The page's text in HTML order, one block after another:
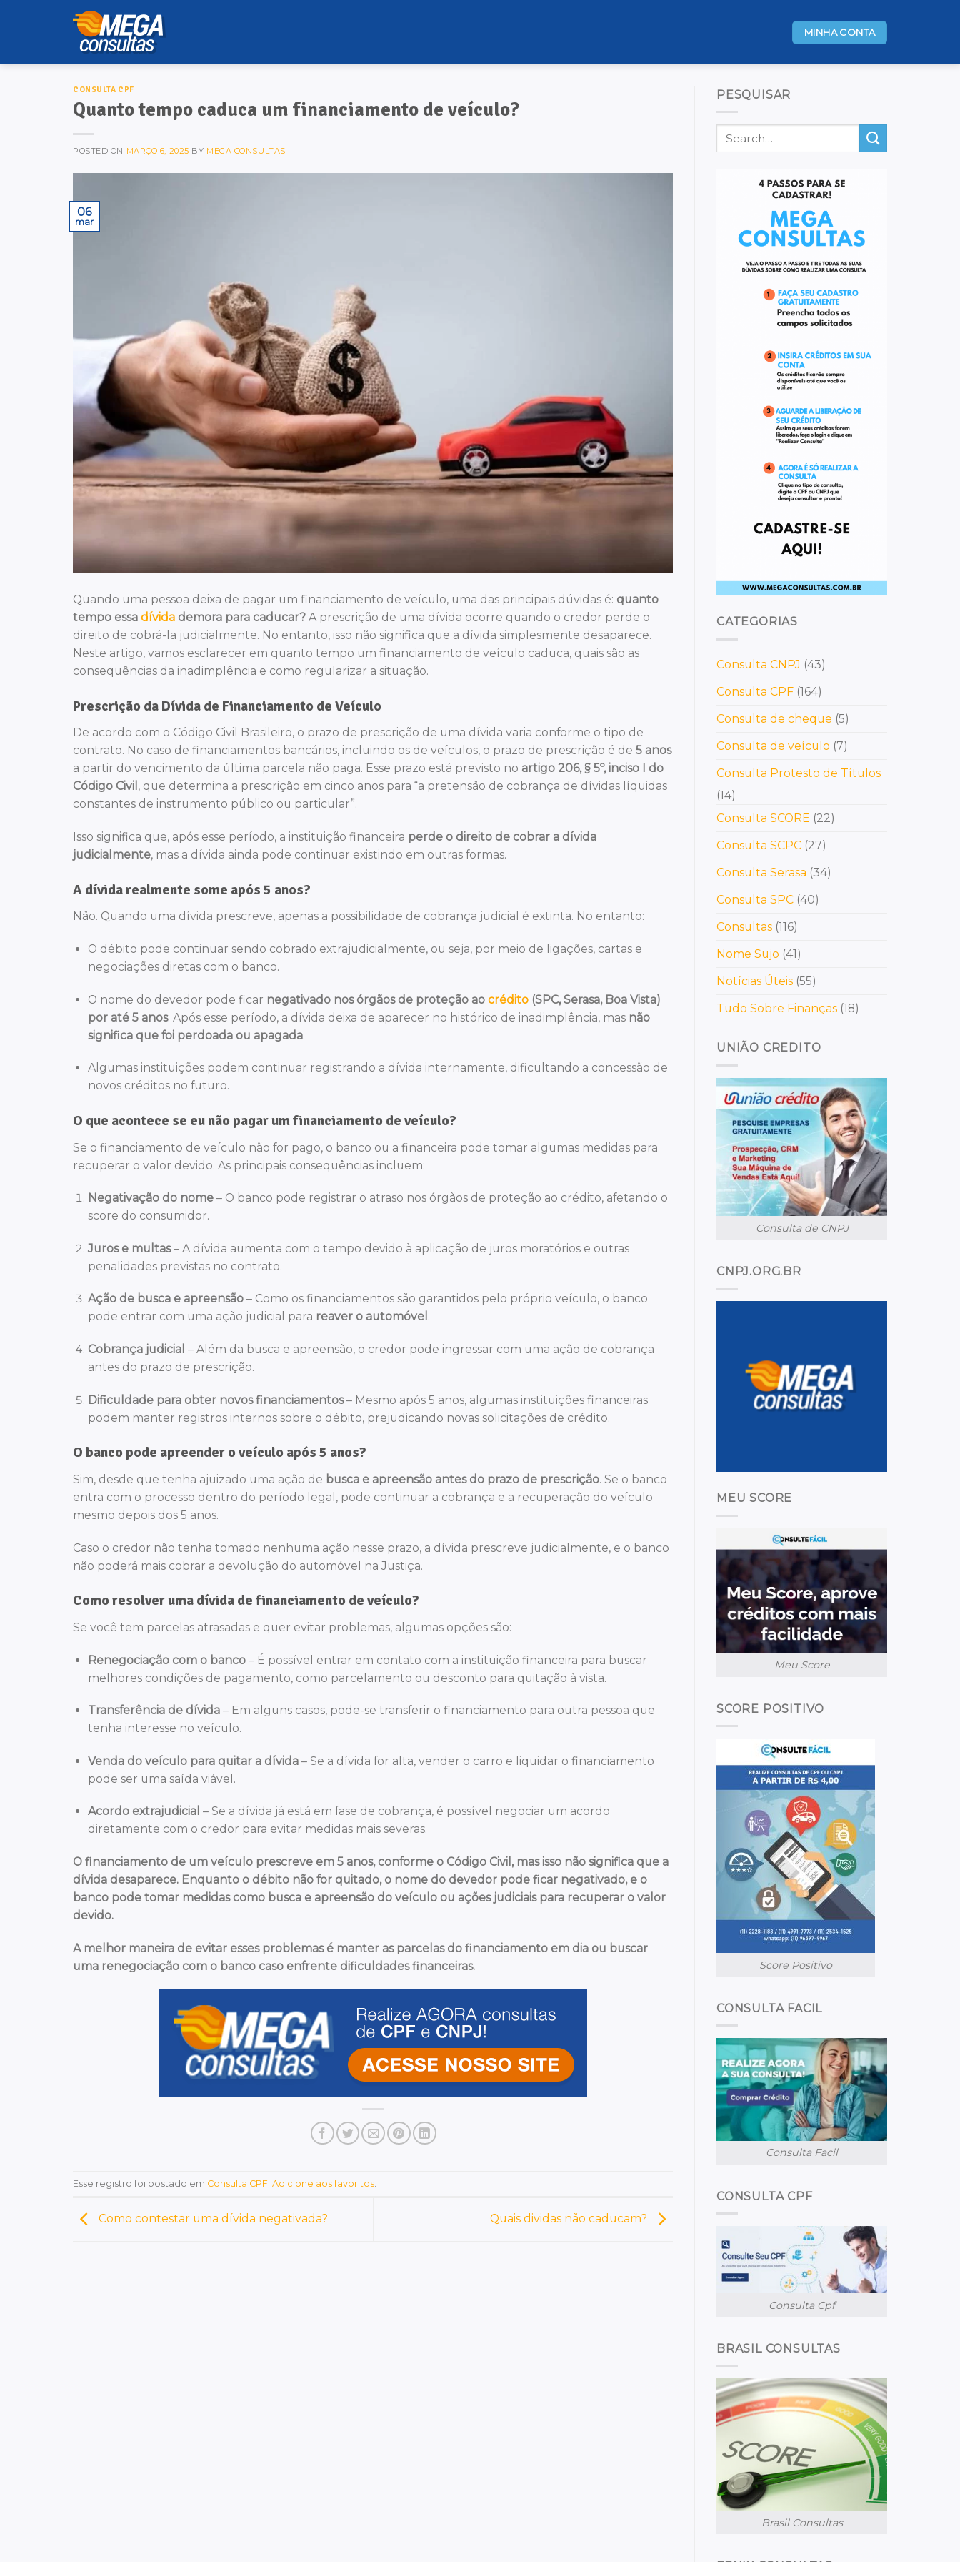
MINHA CONTA
CONSULTA CPF
Quanto tempo caduca um financiamento de veículo?
POSTED ON MARÇO 6, 2025 BY MEGA CONSULTAS
06
mar
Quando uma pessoa deixa de pagar um financiamento de veículo, uma das principais dúvidas é: quanto
tempo essa dívida demora para caducar? A prescrição de uma dívida ocorre quando o credor perde o
direito de cobrá-la judicialmente. No entanto, isso não significa que a dívida simplesmente desaparece.
Neste artigo, vamos esclarecer em quanto tempo um financiamento de veículo caduca, quais são as
consequências da inadimplência e como regularizar a situação.
Prescrição da Dívida de Financiamento de Veículo
De acordo com o Código Civil Brasileiro, o prazo de prescrição de uma dívida varia conforme o tipo de
contrato. No caso de financiamentos bancários, incluindo os de veículos, o prazo de prescrição é de 5 anos
a partir do vencimento da última parcela não paga. Esse prazo está previsto no artigo 206, § 5º, inciso I do
Código Civil , que determina a prescrição em cinco anos para “a pretensão de cobrança de dívidas líquidas
constantes de instrumento público ou particular”.
Isso significa que, após esse período, a instituição financeira perde o direito de cobrar a dívida
judicialmente, mas a dívida ainda pode continuar existindo em outras formas.
A dívida realmente some após 5 anos?
Não. Quando uma dívida prescreve, apenas a possibilidade de cobrança judicial é extinta. No entanto:
O débito pode continuar sendo cobrado extrajudicialmente, ou seja, por meio de ligações, cartas e
negociações diretas com o banco.
O nome do devedor pode ficar negativado nos órgãos de proteção ao crédito(SPC, Serasa, Boa Vista)
por até 5 anos. Após esse período, a dívida deixa de aparecer no histórico de inadimplência, mas não
significa que foi perdoada ou apagada.
Algumas instituições podem continuar registrando a dívida internamente, dificultando a concessão de
novos créditos no futuro.
O que acontece se eu não pagar um financiamento de veículo?
Se o financiamento de veículo não for pago, o banco ou a financeira pode tomar algumas medidas para
recuperar o valor devido. As principais consequências incluem:
Negativação do nome– O banco pode registrar o atraso nos órgãos de proteção ao crédito, afetando o
score do consumidor.
Juros e multas– A dívida aumenta com o tempo devido à aplicação de juros moratórios e outras
penalidades previstas no contrato.
Ação de busca e apreensão– Como os financiamentos são garantidos pelo próprio veículo, o banco
pode entrar com uma ação judicial para reaver o automóvel .
Cobrança judicial – Além da busca e apreensão, o credor pode ingressar com uma ação de cobrança
antes do prazo de prescrição.
Dificuldade para obter novos financiamentos– Mesmo após 5 anos, algumas instituições financeiras
podem manter registros internos sobre o débito, prejudicando novas solicitações de crédito.
O banco pode apreender o veículo após 5 anos?
Sim, desde que tenha ajuizado uma ação de busca e apreensão antes do prazo de prescrição. Se o banco
entra com o processo dentro do período legal, pode continuar a cobrança e a recuperação do veículo
mesmo depois dos 5 anos.
Caso o credor não tenha tomado nenhuma ação nesse prazo, a dívida prescreve judicialmente, e o banco
não poderá mais cobrar a devolução do automóvel na Justiça.
Como resolver uma dívida de financiamento de veículo?
Se você tem parcelas atrasadas e quer evitar problemas, algumas opções são:
Renegociação com o banco– É possível entrar em contato com a instituição financeira para buscar
melhores condições de pagamento, como parcelamento ou desconto para quitação à vista.
Transferência de dívida– Em alguns casos, pode-se transferir o financiamento para outra pessoa que
tenha interesse no veículo.
Venda do veículo para quitar a dívida– Se a dívida for alta, vender o carro e liquidar o financiamento
pode ser uma saída viável.
Acordo extrajudicial – Se a dívida já está em fase de cobrança, é possível negociar um acordo
diretamente com o credor para evitar medidas mais severas.
O financiamento de um veículo prescreve em 5 anos, conforme o Código Civil, mas isso não significa que a
dívida desaparece. Enquanto o débito não for quitado, o nome do devedor pode ficar negativado, e o
banco pode tomar medidas como busca e apreensão do veículo ou ações judiciais para recuperar o valor
devido.
A melhor maneira de evitar esses problemas é manter as parcelas do financiamento em dia ou buscar
uma renegociação com o banco caso enfrente dificuldades financeiras.
Esse registro foi postado em Consulta CPF Adicione aos favoritos
Como contestar uma dívida negativada? Quais dividas não caducam?
PESQUISAR
CATEGORIAS
Consulta CNPJ (43)
Consulta CPF (164)
Consulta de cheque (5)
Consulta de veículo (7)
Consulta Protesto de Títulos
(14)
Consulta SCORE (22)
Consulta SCPC (27)
Consulta Serasa (34)
Consulta SPC (40)
Consultas (116)
Nome Sujo (41)
Notícias Úteis (55)
Tudo Sobre Finanças (18)
UNIÃO CREDITO
Consulta de CNPJ
CNPJ.ORG.BR
MEU SCORE
Meu Score
SCORE POSITIVO
Score Positivo
CONSULTA FACIL
Consulta Facil
CONSULTA CPF
Consulta Cpf
BRASIL CONSULTAS
Brasil Consultas